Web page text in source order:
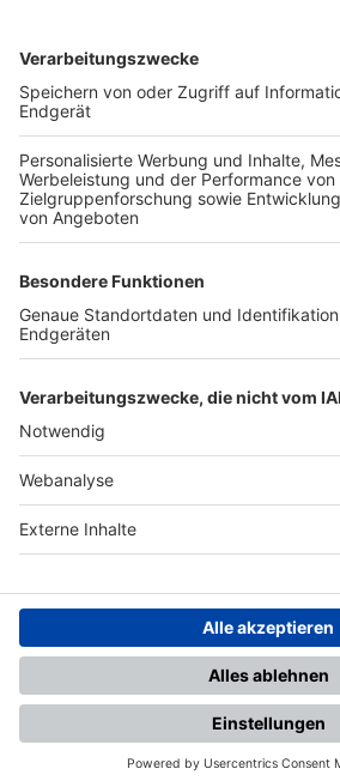
TOP-VEREINE
TOP-PARTNER
Nutzungsbedingungen Datenschutz